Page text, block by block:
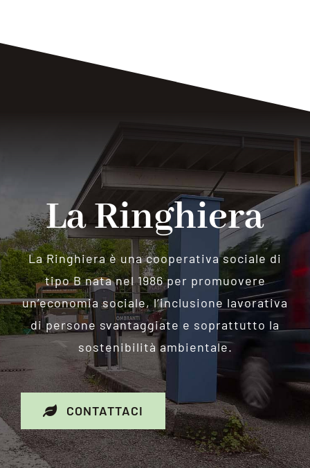
La Ringhiera
La Ringhiera è una cooperativa sociale di
tipo B nata nel 1986 per promuovere
un’economia sociale, l’inclusione lavorativa
di persone svantaggiate e soprattutto la
sostenibilità ambientale.
CONTATTACI